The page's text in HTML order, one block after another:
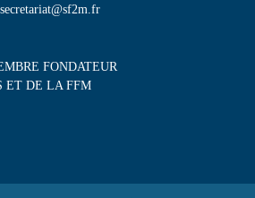
FONDATEUR
ET DE LA FFM